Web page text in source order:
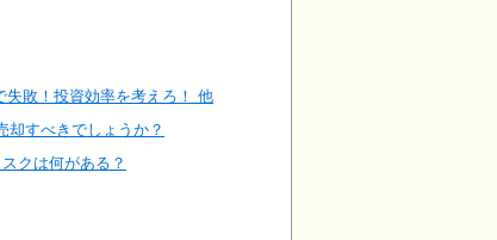
敗！投資効率を考えろ！ 他
却すべきでしょうか？
クは何がある？